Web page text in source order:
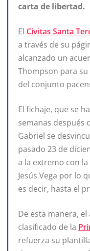
carta de libertad.
El Civitas Santa
a través de su
alcanzado un
Thompson para
del conjunto
El fichaje, que se
semanas después
Gabriel se
pasado 23 de
a la extremo con
Jesús Vega por lo
es decir, hasta el
De esta manera,
clasificado de la
refuerza su